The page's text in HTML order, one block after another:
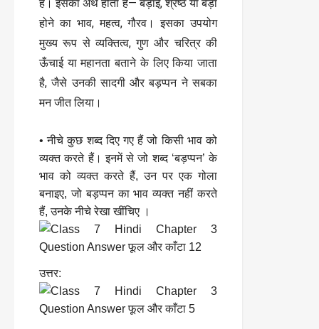
है। इसका अर्थ होता है— बड़ाई, श्रेष्ठ या बड़ा
होने का भाव, महत्व, गौरव। इसका उपयोग
मुख्य रूप से व्यक्तित्व, गुण और चरित्र की
ऊँचाई या महानता बताने के लिए किया जाता
है, जैसे उनकी सादगी और बड़प्पन ने सबका
मन जीत लिया।
• नीचे कुछ शब्द दिए गए हैं जो किसी भाव को
व्यक्त करते हैं। इनमें से जो शब्द ‘बड़प्पन’ के
भाव को व्यक्त करते हैं, उन पर एक गोला
बनाइए, जो बड़प्पन का भाव व्यक्त नहीं करते
हैं, उनके नीचे रेखा खींचिए ।
उत्तर: